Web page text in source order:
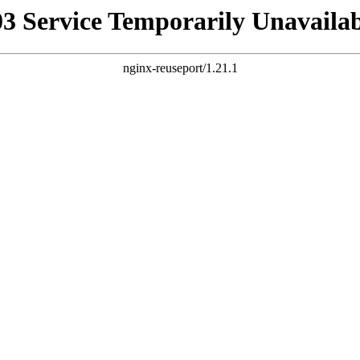
Service Temporarily
nginx-reuseport/1.21.1